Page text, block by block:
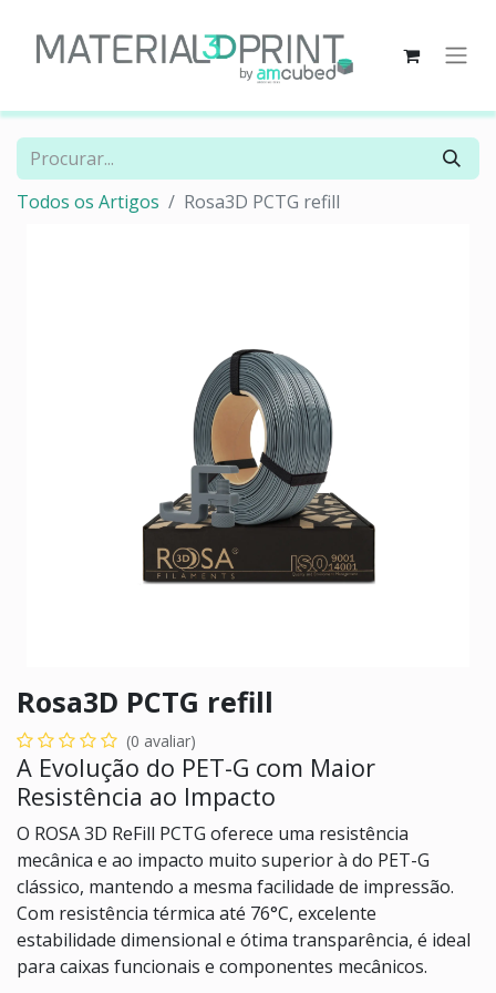
Todos os Artigos Rosa3D PCTG refill
Rosa3D PCTG refill
(0 avaliar)
A Evolução do PET-G com Maior
Resistência ao Impacto
O ROSA 3D ReFill PCTG oferece uma resistência
mecânica e ao impacto muito superior à do PET-G
clássico, mantendo a mesma facilidade de impressão.
Com resistência térmica até 76°C, excelente
estabilidade dimensional e ótima transparência, é ideal
para caixas funcionais e componentes mecânicos.